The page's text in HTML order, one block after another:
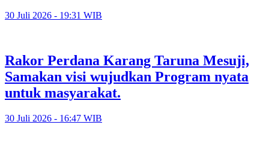
30 Juli 2026 - 19:31 WIB
Rakor Perdana Karang Taruna Mesuji,
Samakan visi wujudkan Program nyata
untuk masyarakat.
30 Juli 2026 - 16:47 WIB